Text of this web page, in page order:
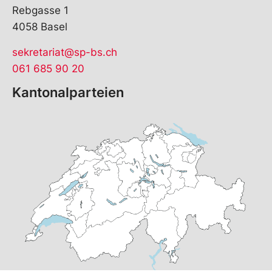
Rebgasse 1
4058 Basel
sekretariat@sp-bs.ch
061 685 90 20
Kantonalparteien